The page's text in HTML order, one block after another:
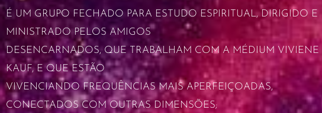
É UM GRUPO FECHADO PARA ESTUDO ESPIRITUAL, DIRIGIDO E
MINISTRADO PELOS AMIGOS
DESENCARNADOS, QUE TRABALHAM COM A MÉDIUM VIVIENE
KAUF, E QUE ESTÃO
VIVENCIANDO FREQUÊNCIAS MAIS APERFEIÇOADAS,
CONECTADOS COM OUTRAS DIMENSÕES;